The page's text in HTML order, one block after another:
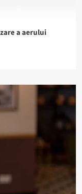
a aerului